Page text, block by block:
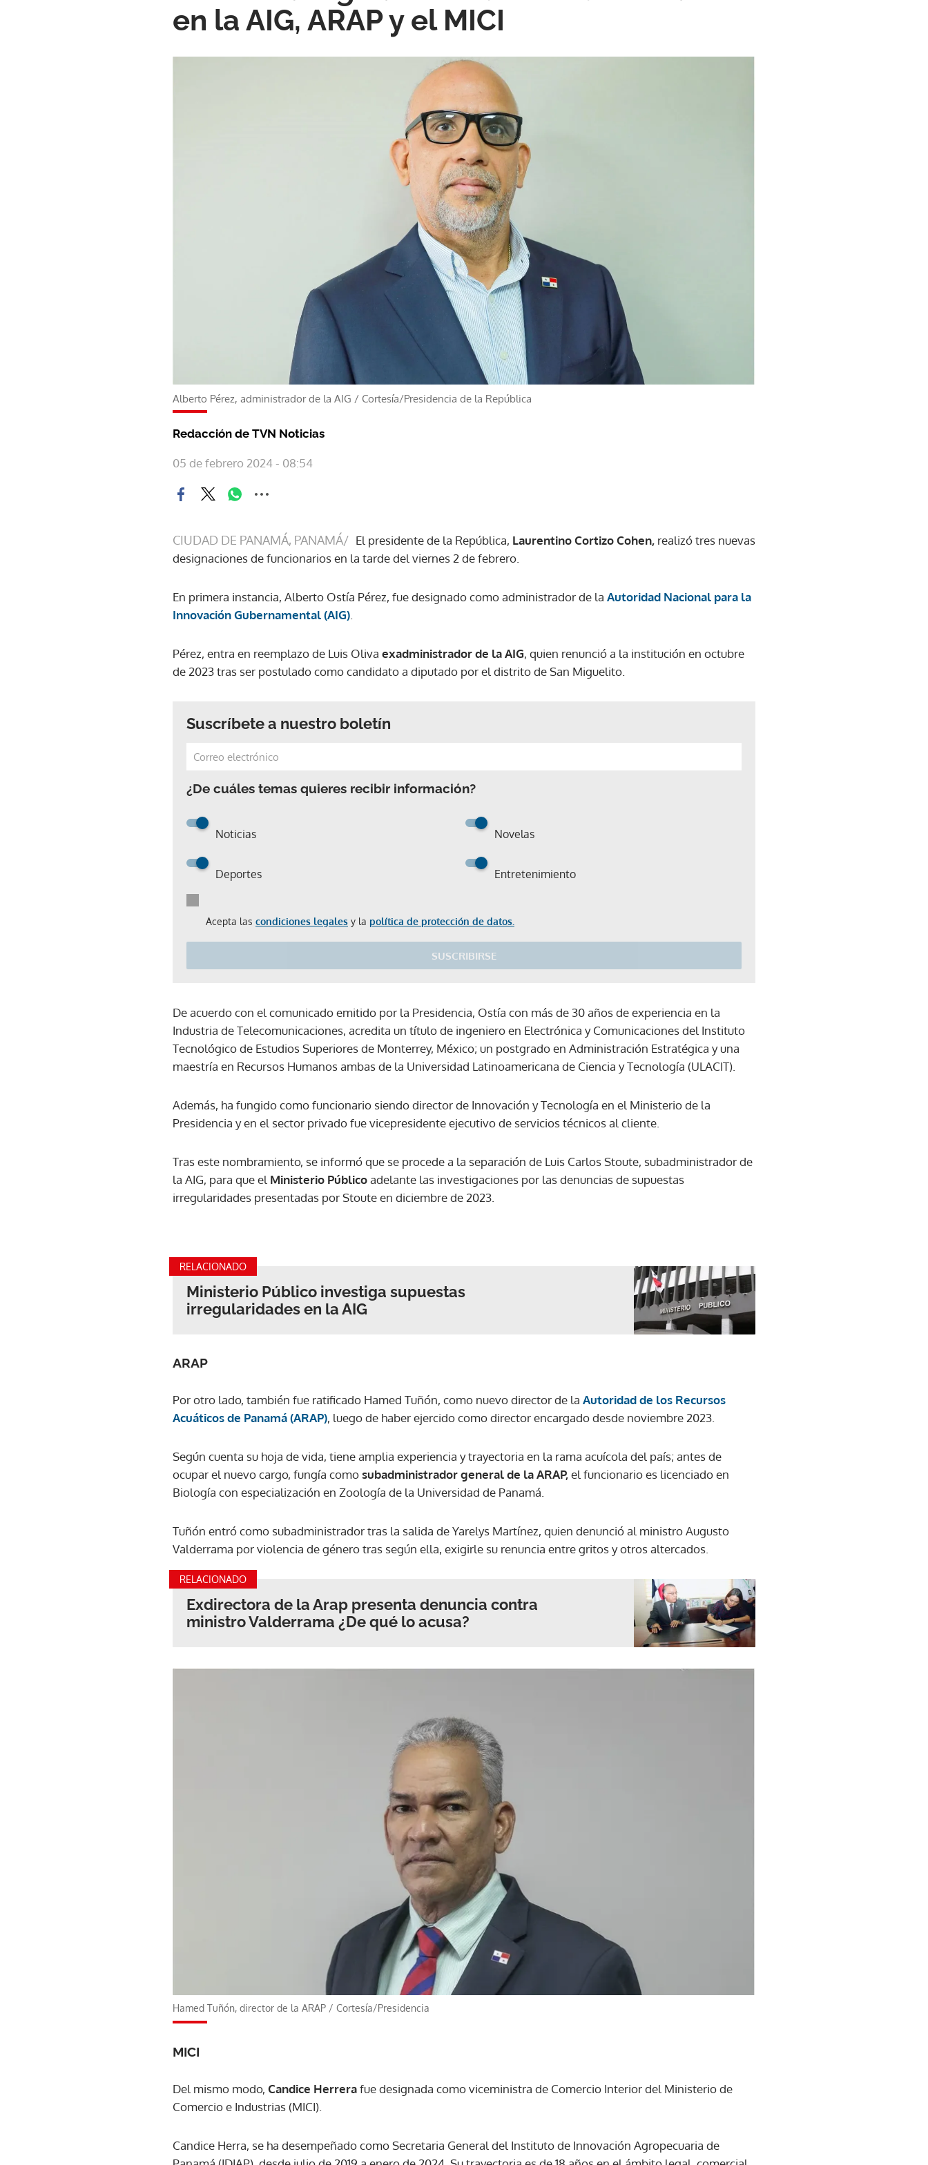
en la AIG, ARAP y el MICI
Alberto Pérez, administrador de la AIG / Cortesía/Presidencia de la República
Redacción de TVN Noticias
05 de febrero 2024 - 08:54
CIUDAD DE PANAMÁ, PANAMÁ/ El presidente de la República, Laurentino Cortizo Cohen, realizó tres nuevas
designaciones de funcionarios en la tarde del viernes 2 de febrero.
En primera instancia, Alberto Ostía Pérez, fue designado como administrador de la Autoridad Nacional para la
Innovación Gubernamental (AIG)
Pérez, entra en reemplazo de Luis Oliva exadministrador de la AIG, quien renunció a la institución en octubre
de 2023 tras ser postulado como candidato a diputado por el distrito de San Miguelito.
Suscríbete a nuestro boletín
¿De cuáles temas quieres recibir información?
Noticias Novelas
Deportes Entretenimiento
Acepta las condiciones legales y la política de protección de datos.
SUSCRIBIRSE
De acuerdo con el comunicado emitido por la Presidencia, Ostía con más de 30 años de experiencia en la
Industria de Telecomunicaciones, acredita un título de ingeniero en Electrónica y Comunicaciones del Instituto
Tecnológico de Estudios Superiores de Monterrey, México; un postgrado en Administración Estratégica y una
maestría en Recursos Humanos ambas de la Universidad Latinoamericana de Ciencia y Tecnología (ULACIT).
Además, ha fungido como funcionario siendo director de Innovación y Tecnología en el Ministerio de la
Presidencia y en el sector privado fue vicepresidente ejecutivo de servicios técnicos al cliente.
Tras este nombramiento, se informó que se procede a la separación de Luis Carlos Stoute, subadministrador de
la AIG, para que el Ministerio Públicoadelante las investigaciones por las denuncias de supuestas
irregularidades presentadas por Stoute en diciembre de 2023.
RELACIONADO
Ministerio Público investiga supuestas
irregularidades en la AIG
ARAP
Por otro lado, también fue ratificado Hamed Tuñón, como nuevo director de la Autoridad de los Recursos
Acuáticos de Panamá (ARAP), luego de haber ejercido como director encargado desde noviembre 2023.
Según cuenta su hoja de vida, tiene amplia experiencia y trayectoria en la rama acuícola del país; antes de
ocupar el nuevo cargo, fungía comosubadministrador general de la ARAP,el funcionario es licenciado en
Biología con especialización en Zoología de la Universidad de Panamá.
Tuñón entró como subadministrador tras la salida de Yarelys Martínez, quien denunció al ministro Augusto
Valderrama por violencia de género tras según ella, exigirle su renuncia entre gritos y otros altercados.
RELACIONADO
Exdirectora de la Arap presenta denuncia contra
ministro Valderrama ¿De qué lo acusa?
Hamed Tuñón, director de la ARAP / Cortesía/Presidencia
MICI
Del mismo modo, Candice Herrerafue designada como viceministra de Comercio Interior del Ministerio de
Comercio e Industrias (MICI).
Candice Herra, se ha desempeñado como Secretaria General del Instituto de Innovación Agropecuaria de